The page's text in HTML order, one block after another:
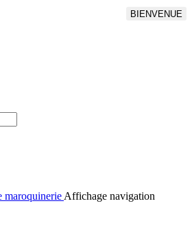
BIENVENUE
Affichage navigation